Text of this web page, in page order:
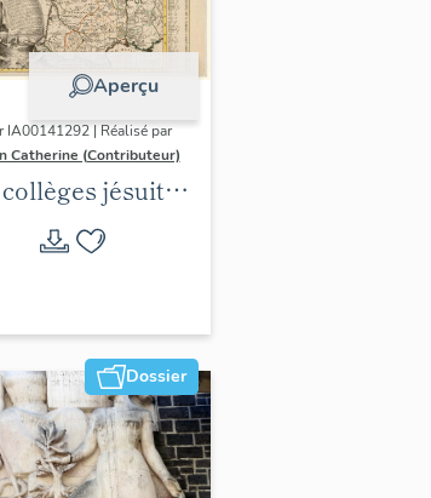
Aperçu
IA00141292 | Réalisé par
Catherine (Contributeur)
jésuites
Régime
1763) dans la
Alpes
EN Dossier